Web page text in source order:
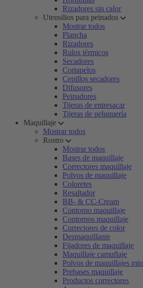
Rizadores sin calor
Utensilios para peinados
Mostrar todos
Plancha
Rizadores
Rulos térmicos
Secadores
Cortapelos
Cepillos secadores
Difusores
Peinadores
Tijeras de entresacar
Tijeras de peluquería
Maquillaje
Mostrar todos
Rostro
Mostrar todos
Bases de maquillaje
Correctores maquillaje
Polvos de maquillaje
Coloretes
Resaltador
BB- & CC-Cream
Contorno maquillaje
Contornos maquillaje
Correctores de color
Desmaquillante
Fijadores de maquillaje
Maquillaje camuflaje
Polvos de maquillajes
Prebases maquillaje
Productos correctores